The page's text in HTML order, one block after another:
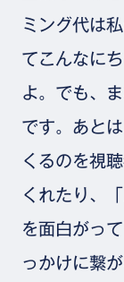
ミング代は
てこんなに
よ。でも、
です。あと
くるのを視
くれたり、
を面白がっ
っかけに繋